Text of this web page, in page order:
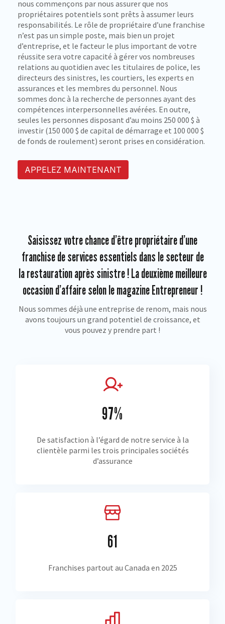
nous commençons par nous assurer que nos
propriétaires potentiels sont prêts à assumer leurs
responsabilités. Le rôle de propriétaire d’une franchise
n’est pas un simple poste, mais bien un projet
d’entreprise, et le facteur le plus important de votre
réussite sera votre capacité à gérer vos nombreuses
relations au quotidien avec les titulaires de police, les
directeurs des sinistres, les courtiers, les experts en
assurances et les membres du personnel. Nous
sommes donc à la recherche de personnes ayant des
compétences interpersonnelles avérées. En outre,
seules les personnes disposant d’au moins 250 000 $ à
investir (150 000 $ de capital de démarrage et 100 000 $
de fonds de roulement) seront prises en considération.
APPELEZ MAINTENANT
Saisissez votre chance d’être propriétaire d’une
franchise de services essentiels dans le secteur de
la restauration après sinistre ! La deuxième meilleure
occasion d’affaire selon le magazine Entrepreneur !
Nous sommes déjà une entreprise de renom, mais nous
avons toujours un grand potentiel de croissance, et
vous pouvez y prendre part !
97%
De satisfaction à l’égard de notre service à la
clientèle parmi les trois principales sociétés
d’assurance
61
Franchises partout au Canada en 2025